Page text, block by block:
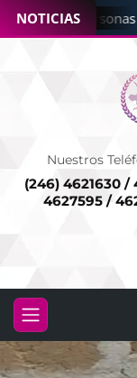
NOTICIAS
CEDHT a personas
Nuestros
(246) 4621630 /
4627595 /